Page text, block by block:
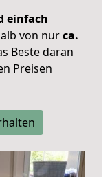
einfach
von nurca.
Beste daran
Preisen